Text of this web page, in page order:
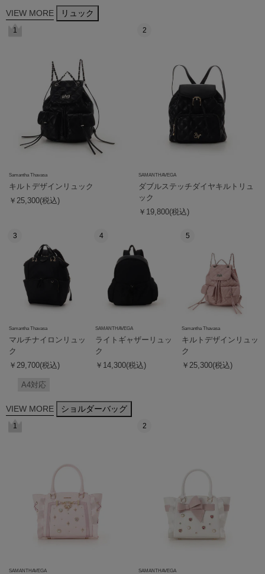
VIEW MORE リュック
1
Samantha Thavasa
キルトデザインリュック
￥25,300(税込)
2
SAMANTHAVEGA
ダブルステッチダイヤキルトリュ
ック
￥19,800(税込)
3
Samantha Thavasa
マルチナイロンリュッ
ク
￥29,700(税込)
A4対応
4
SAMANTHAVEGA
ライトギャザーリュッ
ク
￥14,300(税込)
5
Samantha Thavasa
キルトデザインリュッ
ク
￥25,300(税込)
VIEW MORE ショルダーバッグ
1
SAMANTHAVEGA
2
SAMANTHAVEGA